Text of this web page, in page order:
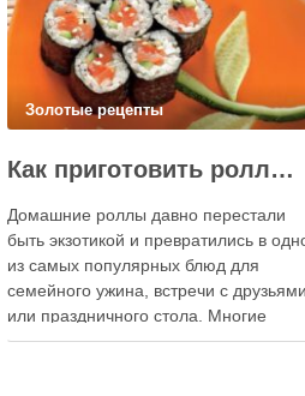
Золотые рецепты
Как приготовить роллы в домашних условиях?
Домашние роллы давно перестали
быть экзотикой и превратились в
из самых популярных блюд для
семейного ужина, встречи с друзьями
или праздничного стола. Многие
считают, что приготовление японских